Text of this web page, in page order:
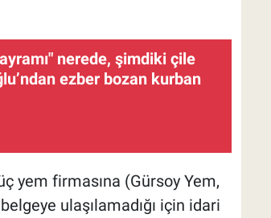
nerede, şimdiki çile
ezber bozan kurban
yem firmasına (Gürsoy Yem,
ulaşılamadığı için idari